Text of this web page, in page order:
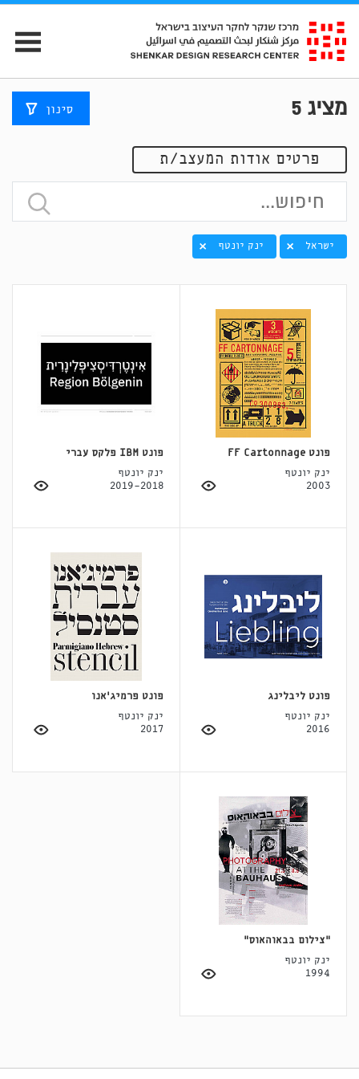
מציג 5 סינון
פרטים אודות המעצב/ת
ישראל ינק יונטף
פונט FF Cartonnage
ינק יונטף
2003
פונט IBM פלקס עברי
ינק יונטף
2019-2018
פונט ליבלינג
ינק יונטף
2016
פונט פרמיג׳אנו
ינק יונטף
2017
״צילום בבאוהאוס״
ינק יונטף
1994